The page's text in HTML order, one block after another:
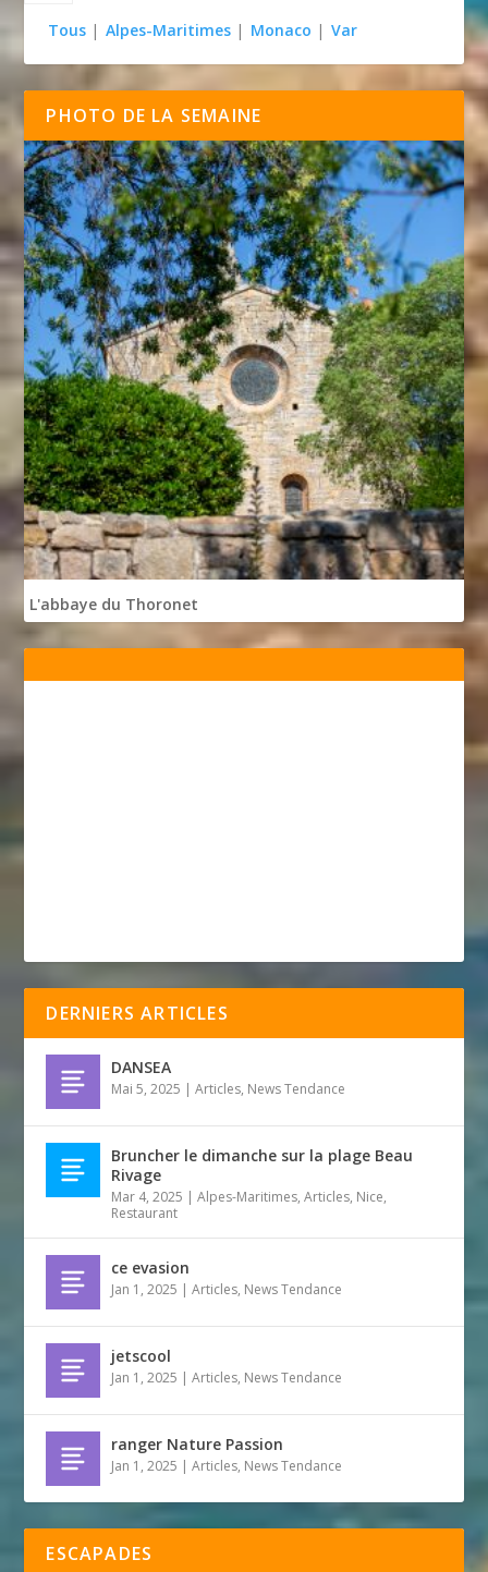
Tous | Alpes-Maritimes | Monaco | Var
PHOTO DE LA SEMAINE
L'abbaye du Thoronet
DERNIERS ARTICLES
DANSEA
Mai 5, 2025 |Articles, News Tendance
Bruncher le dimanche sur la plage Beau
Rivage
Mar 4, 2025 |Alpes-Maritimes,Articles, Nice,
Restaurant
ce evasion
Jan 1, 2025 |Articles, News Tendance
jetscool
Jan 1, 2025 |Articles, News Tendance
ranger Nature Passion
Jan 1, 2025 |Articles, News Tendance
ESCAPADES